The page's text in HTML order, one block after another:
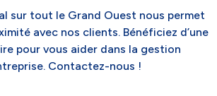
sur tout le Grand Ouest nous permet
avec nos clients. Bénéficiez d’une
pour vous aider dans la gestion
Contactez-nous !